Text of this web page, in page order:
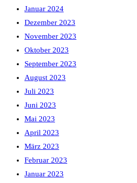
Januar 2024
Dezember 2023
November 2023
Oktober 2023
September 2023
August 2023
Juli 2023
Juni 2023
Mai 2023
April 2023
März 2023
Februar 2023
Januar 2023